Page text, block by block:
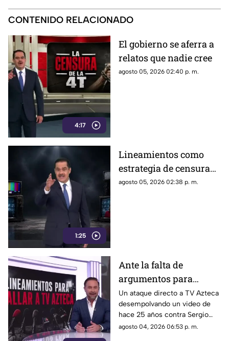
CONTENIDO RELACIONADO
4:17
El gobierno se aferra a
relatos que nadie cree
agosto 05, 2026 02:40 p. m.
1:25
Lineamientos como
estrategia de censura
contra los ciudadanos
agosto 05, 2026 02:38 p. m.
Ante la falta de
argumentos para
justificar lineamientos
diseñados para
censurar, el Gobierno
recurrió a la
Un ataque directo a TV Azteca
desempolvando un video de
hace 25 años contra Sergio
Sarmiento. No es una disputa
agosto 04, 2026 06:53 p. m.